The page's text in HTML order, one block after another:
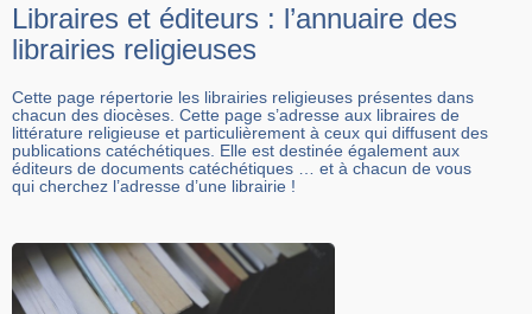
Libraires et éditeurs : l’annuaire des
librairies religieuses
Cette page répertorie les librairies religieuses présentes dans
chacun des diocèses. Cette page s’adresse aux libraires de
littérature religieuse et particulièrement à ceux qui diffusent des
publications catéchétiques. Elle est destinée également aux
éditeurs de documents catéchétiques … et à chacun de vous
qui cherchez l’adresse d’une librairie !